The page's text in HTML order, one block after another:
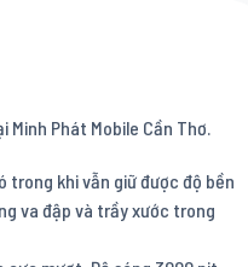
Minh Phát Mobile Cần Thơ.
trong khi vẫn giữ được độ bền
va đập và trầy xước trong